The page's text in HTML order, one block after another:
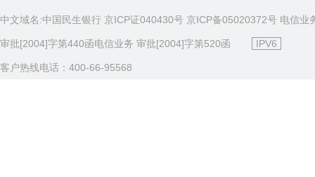
中文域名:中国民生银行 京ICP证040430号 京ICP备05020372号 电信业
审批[2004]字第440函电信业务 审批[2004]字第520函 IPV6
客户热线电话：400-66-95568